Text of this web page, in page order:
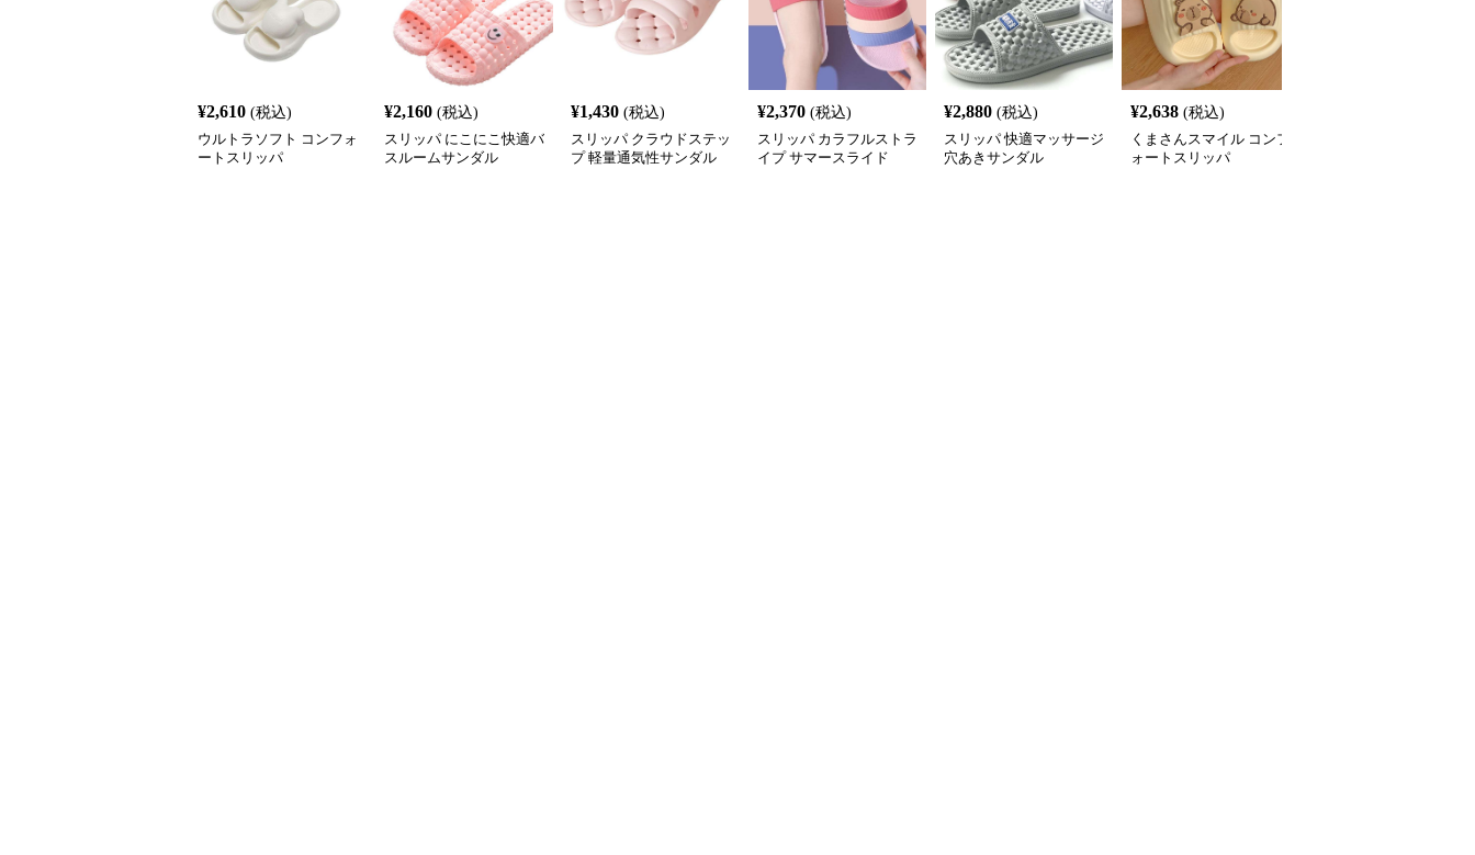
¥2,610 (税込)
ウルトラソフト コンフォ
ートスリッパ
¥2,160 (税込)
スリッパ にこにこ快適バ
スルームサンダル
¥1,430 (税込)
スリッパ クラウドステッ
プ 軽量通気性サンダル
¥2,370 (税込)
スリッパ カラフルストラ
イプ サマースライド
¥2,880 (税込)
スリッパ 快適マッサージ
穴あきサンダル
¥2,638 (税込)
くまさんスマイル コンフ
ォートスリッパ